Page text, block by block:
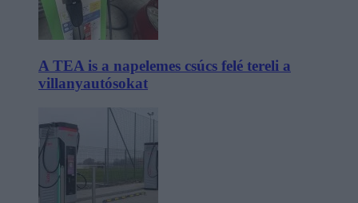
A TEA is a napelemes csúcs felé tereli a
villanyautósokat